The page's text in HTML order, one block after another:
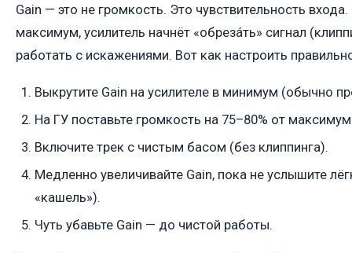
Gain — это не громкость. Это чувствительность
максимум, усилитель начнёт «обрезáть» сигнал
работать с искажениями. Вот как настроить
Выкрутите Gain на усилителе в минимум (обычно
На ГУ поставьте громкость на 75–80% от
Включите трек с чистым басом (без клиппинга).
Медленно увеличивайте Gain, пока не услышите
«кашель»).
Чуть убавьте Gain — до чистой работы.